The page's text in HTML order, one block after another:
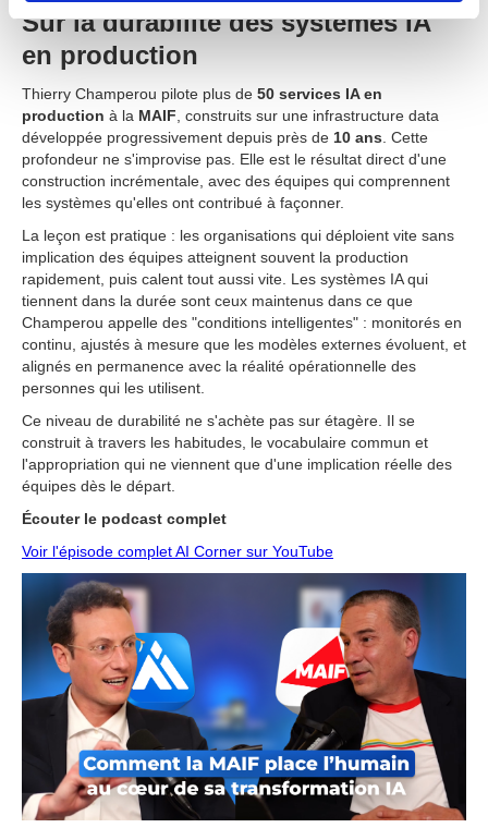
Sur la durabilité des systèmes IA
en production
Thierry Champerou pilote plus de 50 services IA en
production à la MAIF , construits sur une infrastructure data
développée progressivement depuis près de 10 ans . Cette
profondeur ne s'improvise pas. Elle est le résultat direct d'une
construction incrémentale, avec des équipes qui comprennent
les systèmes qu'elles ont contribué à façonner.
La leçon est pratique : les organisations qui déploient vite sans
implication des équipes atteignent souvent la production
rapidement, puis calent tout aussi vite. Les systèmes IA qui
tiennent dans la durée sont ceux maintenus dans ce que
Champerou appelle des "conditions intelligentes" : monitorés en
continu, ajustés à mesure que les modèles externes évoluent, et
alignés en permanence avec la réalité opérationnelle des
personnes qui les utilisent.
Ce niveau de durabilité ne s'achète pas sur étagère. Il se
construit à travers les habitudes, le vocabulaire commun et
l'appropriation qui ne viennent que d'une implication réelle des
équipes dès le départ.
Écouter le podcast complet
Voir l'épisode complet AI Corner sur YouTube